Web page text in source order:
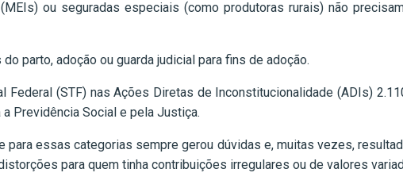
ou seguradas especiais (como produtoras rurais) não
parto, adoção ou guarda judicial para fins de adoção.
Federal (STF) nas Ações Diretas de Inconstitucionalidade (ADIs)
Previdência Social e pela Justiça.
para essas categorias sempre gerou dúvidas e, muitas vezes,
para quem tinha contribuições irregulares ou de valores